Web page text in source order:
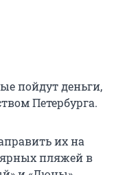
пойдут деньги,
Петербурга.
их на
пляжей в